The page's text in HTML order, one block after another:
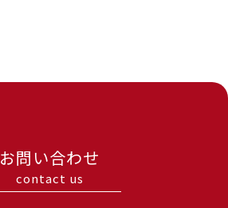
お問い合わせ
contact us